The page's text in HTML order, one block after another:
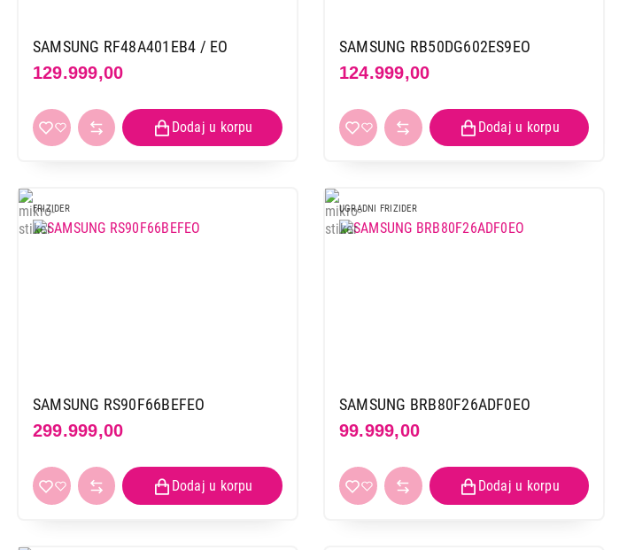
SAMSUNG RF48A401EB4 / EO
129.999,00
SAMSUNG RB50DG602ES9EO
124.999,00
FRIZIDER
SAMSUNG RS90F66BEFEO
299.999,00
UGRADNI FRIZIDER
SAMSUNG BRB80F26ADF0EO
99.999,00